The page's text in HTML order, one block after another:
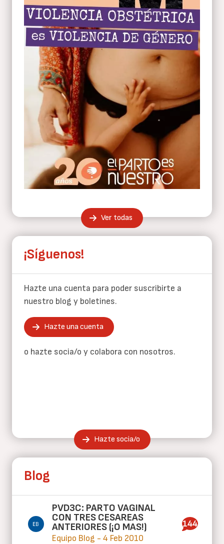
Ver todas
¡Síguenos!
Hazte una cuenta para poder suscribirte a
nuestro blog y boletines.
Hazte una cuenta
o hazte socia/o y colabora con nosotros.
Hazte socia/o
Blog
PVD3C: PARTO VAGINAL
CON TRES CESAREAS
ANTERIORES (¡O MAS!)
Equipo Blog - 4 Feb 2010
144